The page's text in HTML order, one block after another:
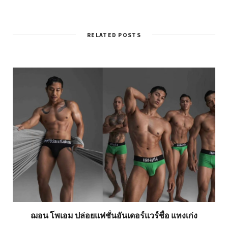
RELATED POSTS
ฌอน โพเอม ปล่อยแฟชั่นอันเดอร์แวร์ชื่อ แทงเก่ง